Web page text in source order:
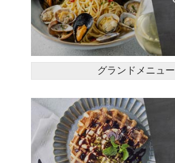
グランドメニュー